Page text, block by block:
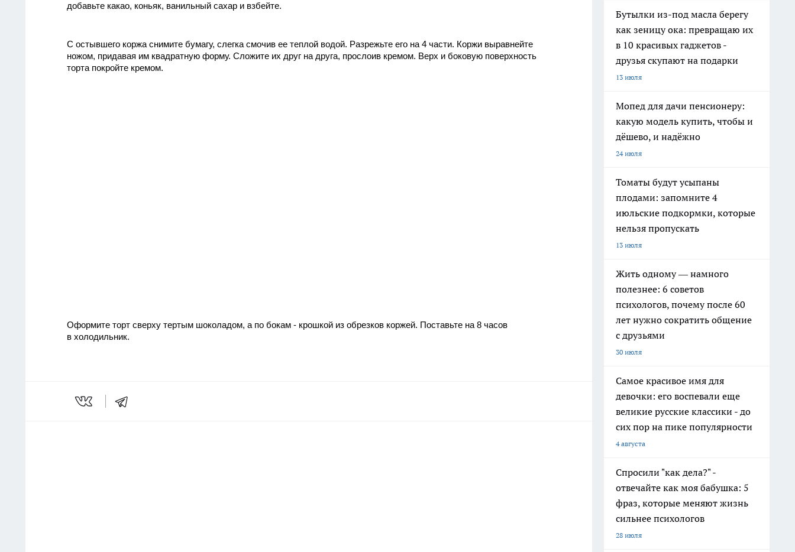
добавьте какао, коньяк, ванильный сахар и взбейте.
С остывшего коржа снимите бумагу, слегка смочив ее теплой водой. Разрежьте его на 4 части. Коржи выравнейте
ножом, придавая им квадратную форму. Сложите их друг на друга, прослоив кремом. Верх и боковую поверхность
торта покройте кремом.
Оформите торт сверху тертым шоколадом, а по бокам - крошкой из обрезков коржей. Поставьте на 8 часов
в холодильник.
Бутылки из-под масла берегу
как зеницу ока: превращаю их
в 10 красивых гаджетов -
друзья скупают на подарки
13 июля
Мопед для дачи пенсионеру:
какую модель купить, чтобы и
дёшево, и надёжно
24 июля
Томаты будут усыпаны
плодами: запомните 4
июльские подкормки, которые
нельзя пропускать
13 июля
Жить одному — намного
полезнее: 6 советов
психологов, почему после 60
лет нужно сократить общение
с друзьями
30 июля
Самое красивое имя для
девочки: его воспевали еще
великие русские классики - до
сих пор на пике популярности
4 августа
Спросили "как дела?" -
отвечайте как моя бабушка: 5
фраз, которые меняют жизнь
сильнее психологов
28 июля